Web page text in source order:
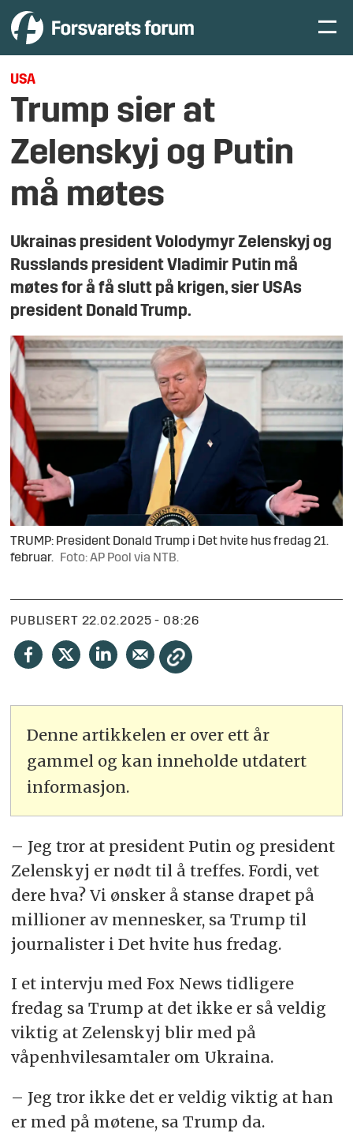
USA
Trump sier at
Zelenskyj og Putin
må møtes
Ukrainas president Volodymyr Zelenskyj og
Russlands president Vladimir Putin må
møtes for å få slutt på krigen, sier USAs
president Donald Trump.
TRUMP: President Donald Trump i Det hvite hus fredag 21.
februar.
Foto: AP Pool via NTB.
PUBLISERT 22.02.2025 - 08:26
Denne artikkelen er over ett år
gammel og kan inneholde utdatert
informasjon.
– Jeg tror at president Putin og president
Zelenskyj er nødt til å treffes. Fordi, vet
dere hva? Vi ønsker å stanse drapet på
millioner av mennesker, sa Trump til
journalister i Det hvite hus fredag.
I et intervju med Fox News tidligere
fredag sa Trump at det ikke er så veldig
viktig at Zelenskyj blir med på
våpenhvilesamtaler om Ukraina.
– Jeg tror ikke det er veldig viktig at han
er med på møtene, sa Trump da.